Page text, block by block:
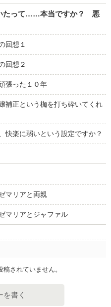
たって……本当ですか？ 悪
想１
回想２
張った１０年
補正という枷を打ち砕いてくれ
快楽に弱いという設定ですか？
リアと両親
リアとジャファル
されていません。
を書く